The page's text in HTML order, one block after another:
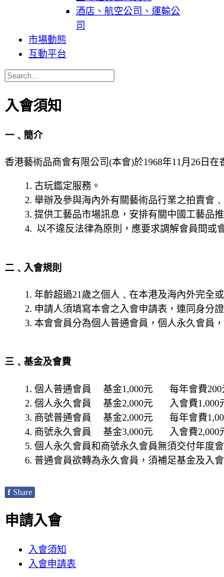
酒店、航空公司、運輸公
司
市場動態
互動平台
入會須知
一﹑簡介
香港藝術品商會有限公司(本會)於1968年11月26日
古玩鑑定服務。
舉辦及參與海內外有關藝術品行業之拍賣會
提供工藝品市場訊息，安排有關中國工藝品
以不違反法律為原則，應要求調解會員間或
二﹑入會規則
年齡超過21歲之個人﹑在本港及海內外完全
申請人須填寫本會之入會申請表，連同身分
本會會員分為個人普通會員，個人永久會員
三﹑基金及會費
個人普通會員 基金1,000元 每年會費200
個人永久會員 基金2,000元 入會費1,000
商號普通會員 基金2,000元 每年會費
商號永久會員 基金3,000元 入會費2,000
個人永久會員和商號永久會員無須交付年度
普通會員欲轉為永久會員，須補足基金及入
f Share
申請入會
入會須知
入會申請表